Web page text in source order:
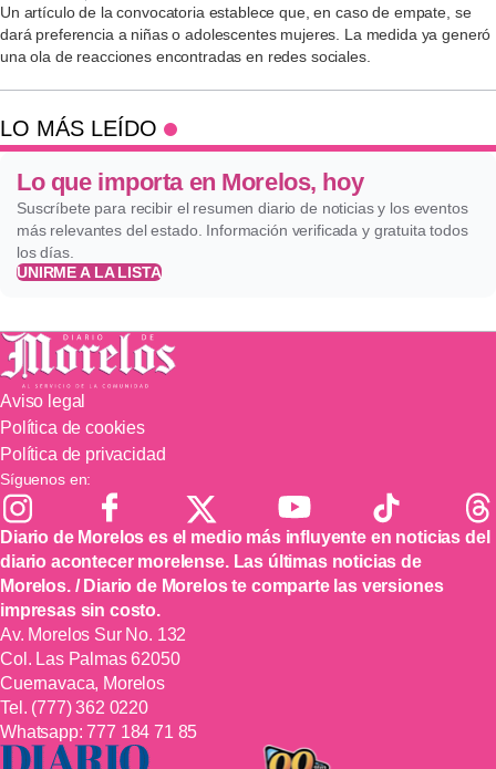
Un artículo de la convocatoria establece que, en caso de empate, se
dará preferencia a niñas o adolescentes mujeres. La medida ya generó
una ola de reacciones encontradas en redes sociales.
LO MÁS LEÍDO
Lo que importa en Morelos, hoy
Suscríbete para recibir el resumen diario de noticias y los eventos
más relevantes del estado. Información verificada y gratuita todos
los días.
UNIRME A LA LISTA
Aviso legal
Política de cookies
Política de privacidad
Síguenos en:
Diario de Morelos es el medio más influyente en noticias del
diario acontecer morelense. Las últimas noticias de
Morelos. / Diario de Morelos te comparte las versiones
impresas sin costo.
Av. Morelos Sur No. 132
Col. Las Palmas 62050
Cuernavaca, Morelos
Tel. (777) 362 0220
Whatsapp:777 184 71 85